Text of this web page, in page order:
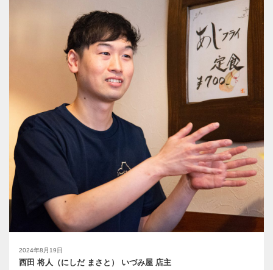
2024年8月19日
西田 将人（にしだ まさと） いづみ屋 店主